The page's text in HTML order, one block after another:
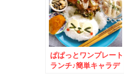
ぱぱっとワンプレート
ランチ♪簡単キャラデ